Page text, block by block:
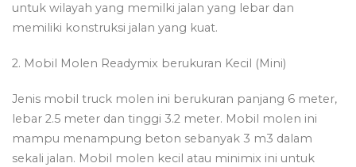
untuk wilayah yang memilki jalan yang lebar dan
memiliki konstruksi jalan yang kuat.
2. Mobil Molen Readymix berukuran Kecil (Mini)
Jenis mobil truck molen ini berukuran panjang 6 meter,
lebar 2.5 meter dan tinggi 3.2 meter. Mobil molen ini
mampu menampung beton sebanyak 3 m3 dalam
sekali jalan. Mobil molen kecil atau minimix ini untuk